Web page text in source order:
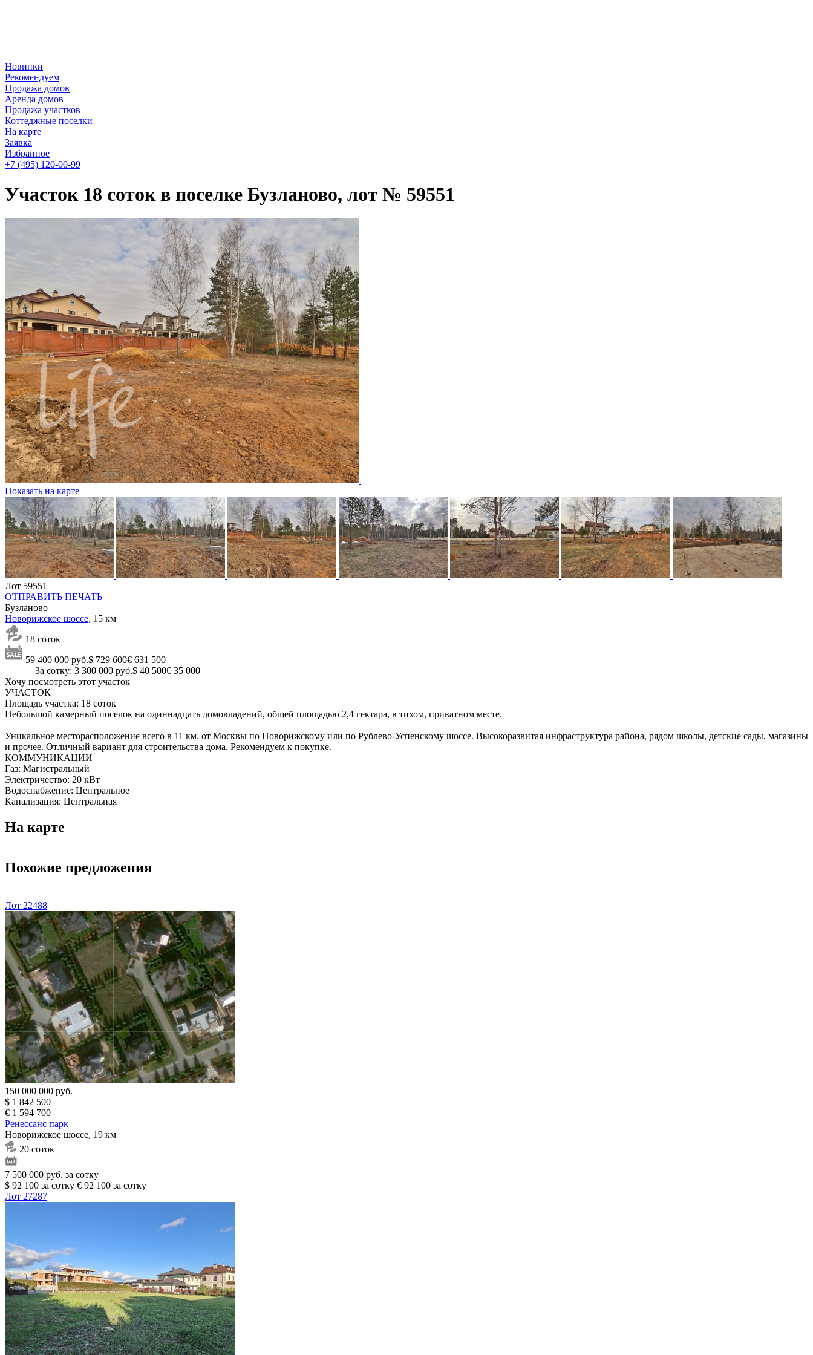
Новинки
Рекомендуем
Продажа домов
Аренда домов
Продажа участков
Коттеджные поселки
На карте
Заявка
Избранное
+7 (495) 120-00-99
Участок 18 соток в поселке Бузланово, лот № 59551
Показать на карте
Лот 59551
ОТПРАВИТЬ ПЕЧАТЬ
Бузланово
Новорижское шоссе, 15 км
18 соток
59 400 000 руб.$ 729 600€ 631 500
За сотку: 3 300 000 руб.$ 40 500€ 35 000
Хочу посмотреть этот участок
УЧАСТОК
Площадь участка: 18 соток
Небольшой камерный поселок на одиннадцать домовладений, общей площадью 2,4 гектара, в тихом, приватном месте.
Уникальное месторасположение всего в 11 км. от Москвы по Новорижскому или по Рублево-Успенскому шоссе. Высокоразвитая инфраструктура района, рядом школы, детские сады, магазины
и прочее. Отличный вариант для строительства дома. Рекомендуем к покупке.
КОММУНИКАЦИИ
Газ: Магистральный
Электричество: 20 кВт
Водоснабжение: Центральное
Канализация: Центральная
На карте
Похожие предложения
Лот 22488
150 000 000 руб.
$ 1 842 500
€ 1 594 700
Ренессанс парк
Новорижское шоссе, 19 км
20 соток
7 500 000 руб. за сотку
$ 92 100 за сотку € 92 100 за сотку
Лот 27287